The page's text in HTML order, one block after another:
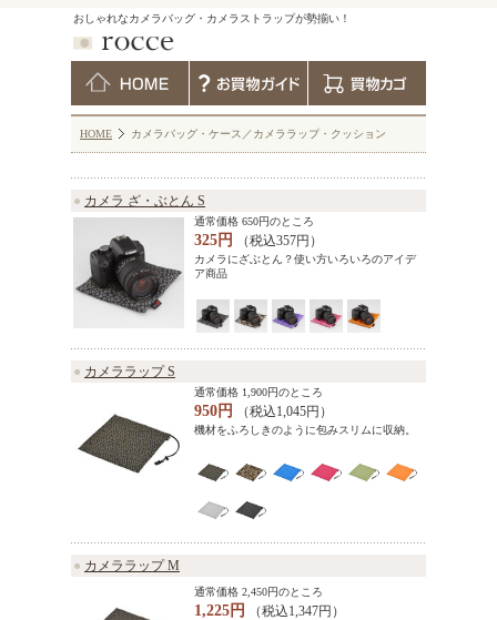
おしゃれなカメラバッグ・カメラストラップが勢揃い！
HOME カメラバッグ・ケース／カメララップ・クッション
● カメラ ざ・ぶとん S
通常価格 650円のところ
325円 （税込357円）
カメラにざぶとん？使い方いろいろのアイデ
ア商品
● カメララップ S
通常価格 1,900円のところ
950円 （税込1,045円）
機材をふろしきのように包みスリムに収納。
● カメララップ M
通常価格 2,450円のところ
1,225円 （税込1,347円）